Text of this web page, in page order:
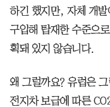
하긴 했지만, 자체 개
구입해 탑재한 수준으
획돼 있지 않습니다.
왜 그럴까요? 유럽은
전지차 보급에 따른